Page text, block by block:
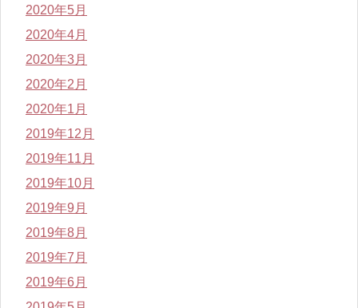
2020年5月
2020年4月
2020年3月
2020年2月
2020年1月
2019年12月
2019年11月
2019年10月
2019年9月
2019年8月
2019年7月
2019年6月